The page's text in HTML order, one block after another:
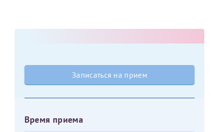
Записаться на прием
Время приема
Имя*